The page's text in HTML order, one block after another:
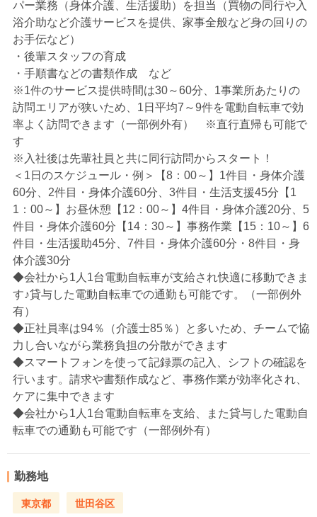
パー業務（身体介護、生活援助）を担当（買物の同行や入
浴介助など介護サービスを提供、家事全般など身の回りの
お手伝など）
・後輩スタッフの育成
・手順書などの書類作成 など
※1件のサービス提供時間は30～60分、1事業所あたりの
訪問エリアが狭いため、1日平均7～9件を電動自転車で効
率よく訪問できます（一部例外有） ※直行直帰も可能で
す
※入社後は先輩社員と共に同行訪問からスタート！
＜1日のスケジュール・例＞【8：00～】1件目・身体介護
60分、2件目・身体介護60分、3件目・生活支援45分【1
1：00～】お昼休憩【12：00～】4件目・身体介護20分、5
件目・身体介護60分【14：30～】事務作業【15：10～】6
件目・生活援助45分、7件目・身体介護60分・8件目・身
体介護30分
◆会社から1人1台電動自転車が支給され快適に移動できま
す♪貸与した電動自転車での通勤も可能です。（一部例外
有）
◆正社員率は94％（介護士85％）と多いため、チームで協
力し合いながら業務負担の分散ができます
◆スマートフォンを使って記録票の記入、シフトの確認を
行います。請求や書類作成など、事務作業が効率化され、
ケアに集中できます
◆会社から1人1台電動自転車を支給、また貸与した電動自
転車での通勤も可能です（一部例外有）
勤務地
東京都 世田谷区